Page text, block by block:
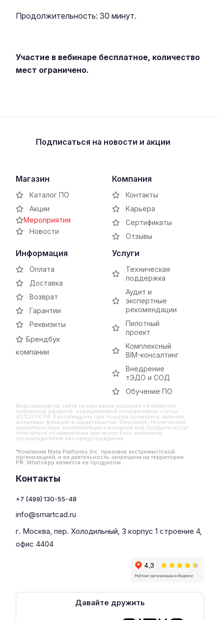
Продолжительность: 30 минут.
Участие в вебинаре бесплатное, количество
мест ограничено.
Подписаться на новости и акции
Магазин
Каталог ПО
Акции
Мероприятия
Новости
Компания
Контакты
Карьера
Сертификаты
Отзывы
Информация
Оплата
Доставка
Возврат
Гарантии
Реквизиты
Брендбук
компании
Услуги
Техническая
поддержка
Аудит и
экспертные
рекомендации
Пилотный
проект
Комплексный
BIM-консалтинг
Внедрение
тЭДО и СОД
Обучение ПО
Информация на сайте ни при каких условиях не является
публичной офертой, определяемой положениями статьи
437(2) ГК РФ. Рекомендуем при покупке проверять наличие
желаемых функций и характеристик. Описание, технические
характеристики, комплектация и внешний вид продукта могут
отличаться от заявленных или могут быть изменены
производителем без предупреждения
*Компания Meta Platforms Inc. признана экстремистской
организацией, и ее деятельность запрещена на территории
РФ. WhatsApp является ее продуктом.
Контакты
+7 (499) 130-55-48
info@smartcad.ru
г. Москва, пер. Холодильный, 3 корпус 1 строение 4,
офис 4404
Давайте дружить